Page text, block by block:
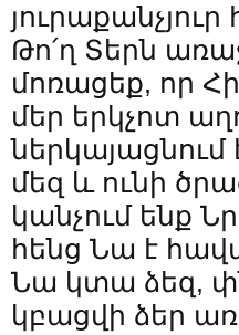
Թո՛ղ Տերն
մոռացեք, որ
մեր երկչոտ
ներկայացնում
մեզ և ունի
կանչում ենք
հենց Նա է
Նա կտա ձեզ,
կբացվի ձեր